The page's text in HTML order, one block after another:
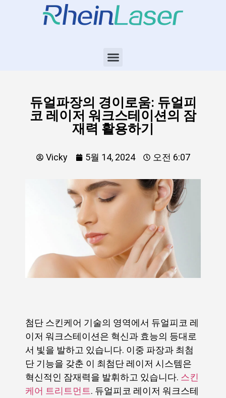
듀얼파장의 경이로움: 듀얼피
코 레이저 워크스테이션의 잠
재력 활용하기
Vicky 5월 14, 2024 오전 6:07
첨단 스킨케어 기술의 영역에서 듀얼피코 레
이저 워크스테이션은 혁신과 효능의 등대로
서 빛을 발하고 있습니다. 이중 파장과 최첨
단 기능을 갖춘 이 최첨단 레이저 시스템은
혁신적인 잠재력을 발휘하고 있습니다. 스킨
케어 트리트먼트. 듀얼피코 레이저 워크스테